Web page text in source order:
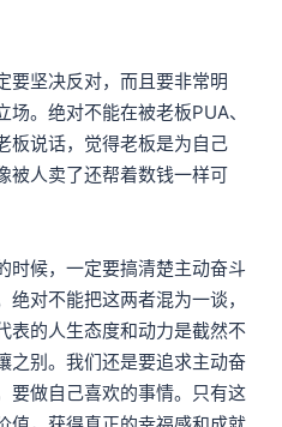
要坚决反对，而且要非常明
。绝对不能在被老板PUA、
板说话，觉得老板是为自己
被人卖了还帮着数钱一样可
时候，一定要搞清楚主动奋斗
对不能把这两者混为一谈，
表的人生态度和动力是截然不
之别。我们还是要追求主动奋
要做自己喜欢的事情。只有这